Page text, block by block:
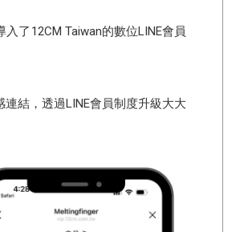
了12CM Taiwan的數位LINE會員
結，透過LINE會員制度升級大大